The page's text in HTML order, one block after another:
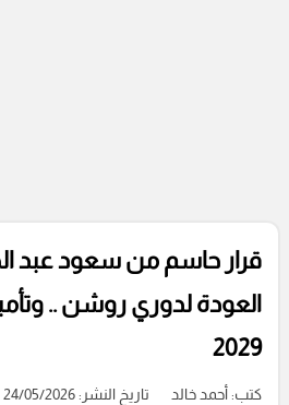
قرار حاسم من سعود عبد
العودة لدوري روشن ..
2029
كتب:أحمد خالد تاريخ النشر: 24/05/2026